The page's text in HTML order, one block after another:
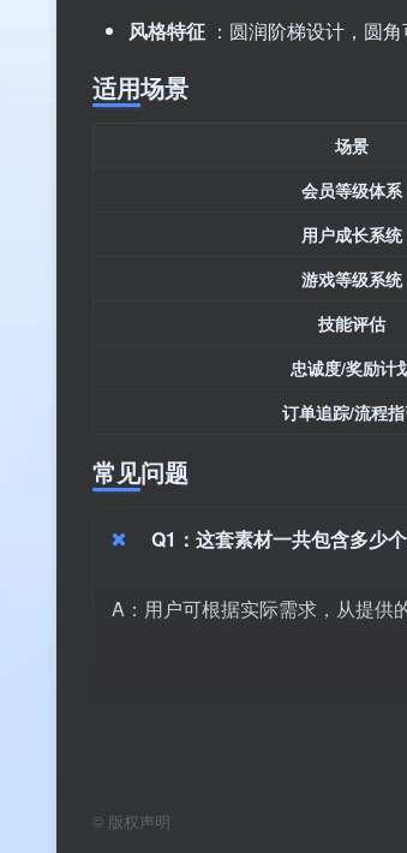
风格特征 ：圆润阶梯设计，圆
适用场景
场景
会员等级体系
用户成长系统
游戏等级系统
技能评估
忠诚度/奖励计
订单追踪/流程指
常见问题
Q1：这套素材一共包含多少
A：用户可根据实际需求，从提供
加、装饰元素增多
© 版权声明